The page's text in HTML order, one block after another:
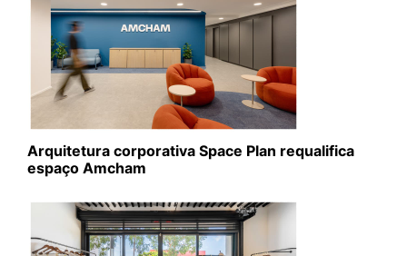
Arquitetura corporativa Space Plan requalifica
espaço Amcham